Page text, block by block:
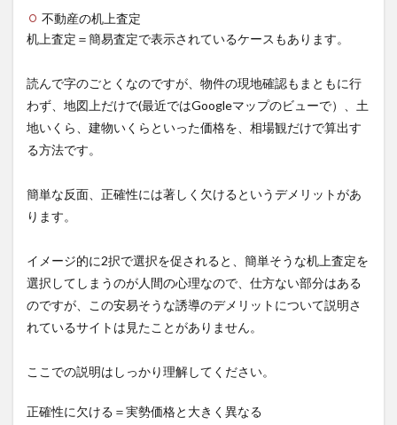
トを
利用
注意
点と
して
不動産の机上査定
机上査定＝簡易査定で表示されているケースもあります。
読んで字のごとくなのですが、物件の現地確認もまともに行
わず、地図上だけで(最近ではGoogleマップのビューで）、土
地いくら、建物いくらといった価格を、相場観だけで算出す
る方法です。
簡単な反面、 正確性には著しく欠けるというデメリットがあ
ります。
イメージ的に2択で選択を促されると、簡単そうな机上査定を
選択してしまうのが人間の心理なので、仕方ない部分はある
のですが、この安易そうな誘導のデメリットについて説明さ
れているサイトは見たことがありません。
ここでの説明はしっかり理解してください。
正確性に欠ける＝実勢価格と大きく異なる